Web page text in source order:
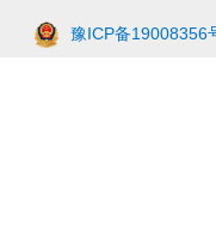
豫ICP备19008356